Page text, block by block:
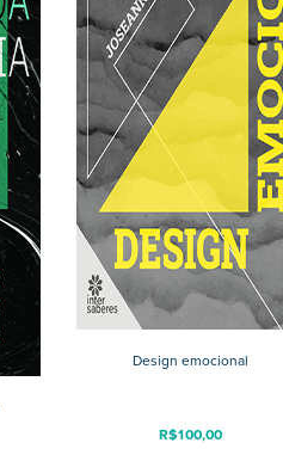
Design emocional
R$100,00